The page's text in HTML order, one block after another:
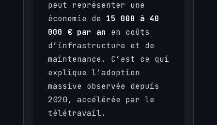
peut représenter une
économie de 15 000 à 40
000 € par an en coûts
d’infrastructure et de
maintenance. C’est ce qui
explique l’adoption
massive observée depuis
2020, accélérée par le
télétravail.